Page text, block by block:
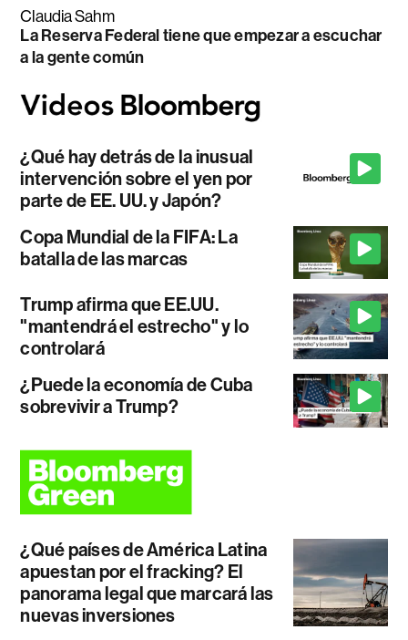
Claudia Sahm
La Reserva Federal tiene que empezar a escuchar
a la gente común
¿Qué hay detrás de la inusual
intervención sobre el yen por
parte de EE. UU. y Japón?
Copa Mundial de la FIFA: La
batalla de las marcas
Trump afirma que EE.UU.
"mantendrá el estrecho" y lo
controlará
¿Puede la economía de Cuba
sobrevivir a Trump?
¿Qué países de América Latina
apuestan por el fracking? El
panorama legal que marcará las
nuevas inversiones